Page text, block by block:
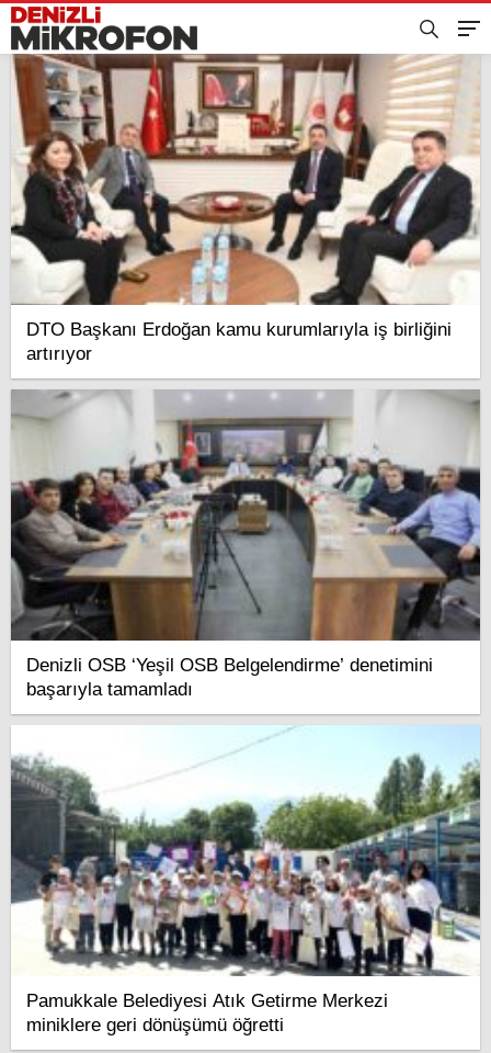
DTO Başkanı Erdoğan kamu kurumlarıyla iş birliğini
artırıyor
Denizli OSB ‘Yeşil OSB Belgelendirme’ denetimini
başarıyla tamamladı
Pamukkale Belediyesi Atık Getirme Merkezi
miniklere geri dönüşümü öğretti